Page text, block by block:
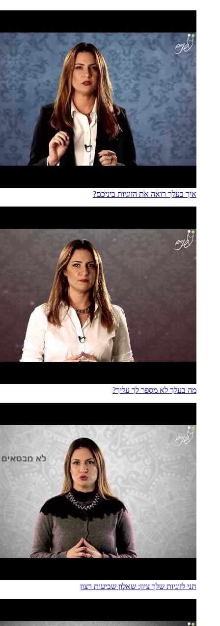
איך בעלך רואה את הזוגיות ביניכם?
מה בעלך לא מספר לך עליך?
תני לזוגיות שלך ציון: שאלון שביעות רצון